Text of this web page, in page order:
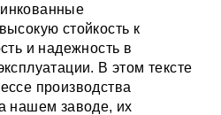
стойкость к
и надежность в
В этом тексте
производства
нашем заводе, их